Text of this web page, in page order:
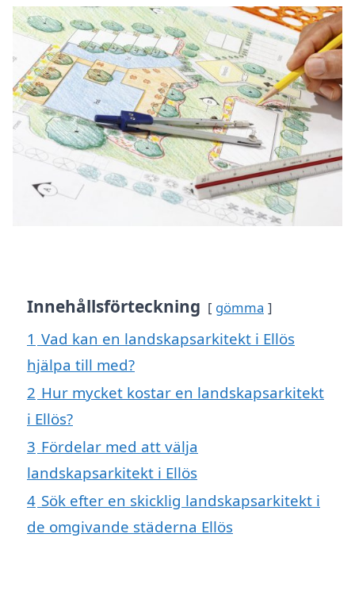
Innehållsförteckning gömma
1 Vad kan en landskapsarkitekt i Ellös
hjälpa till med?
2 Hur mycket kostar en landskapsarkitekt
i Ellös?
3 Fördelar med att välja
landskapsarkitekt i Ellös
4 Sök efter en skicklig landskapsarkitekt i
de omgivande städerna Ellös